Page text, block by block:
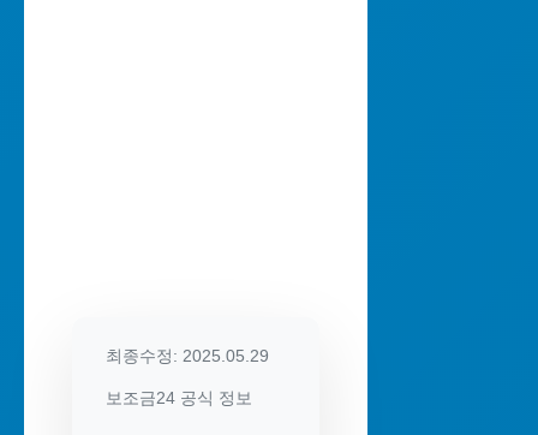
최종수정: 2025.05.29
보조금24 공식 정보